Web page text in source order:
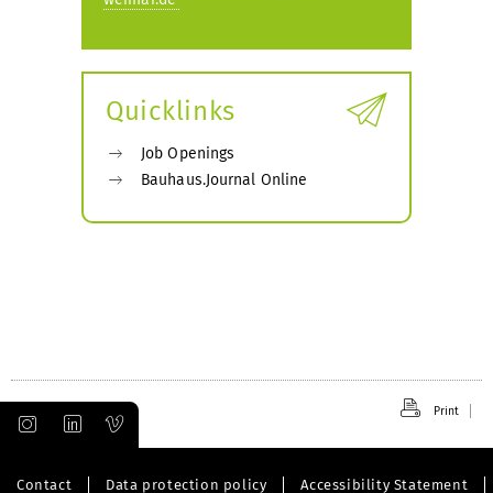
Quicklinks
Job Openings
Bauhaus.Journal Online
Print
Contact Data protection policy Accessibility Statement